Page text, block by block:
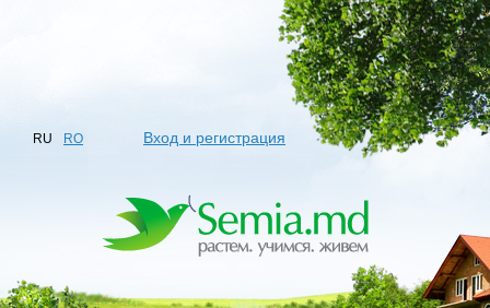
RU RO Вход и регистрация